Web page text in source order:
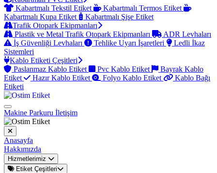
Kabartmalı Tekstil Etiket
Kabartmalı Termos Etiket
Kabartmalı Kupa Etiket
Kabartmalı Şişe Etiket
Trafik Otopark Ekipmanları
Plastik ve Metal Trafik Otopark Ekipmanları
ADR Levhaları
İş Güvenliği Levhaları
Tehlike Uyarı İşaretleri
Ledli İkaz
Sistemleri
Kablo Etiketi Çeşitleri
Paslanmaz Kablo Etiket
Pvc Kablo Etiket
Bayrak Kablo
Etiket
Hazır Kablo Etiket Folyo Kablo Etiket
Kablo Bağı
Etiketi
Makine Parkuru İletişim
Anasayfa
Hakkımızda
Hizmetlerimiz
Etiket Çeşitleri